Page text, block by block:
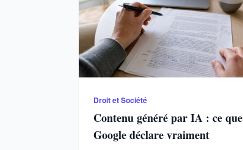
Droit et Société
Contenu généré par IA : ce que
Google déclare vraiment